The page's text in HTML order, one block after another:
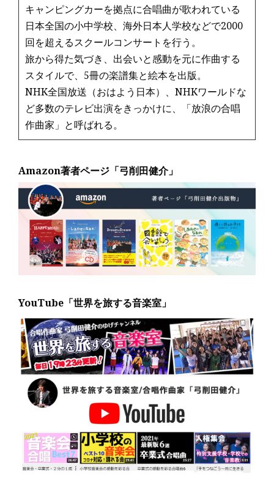
キャンピングカーを拠点に合唱曲が歌われている
日本全国の小中学校、海外日本人学校などで2000
回を超えるスクールコンサートを行う。
旅から得た気づき、出会いと感動を元に作曲する
スタイルで、5冊の楽譜集と絵本を出版。
NHK全国放送（おはよう日本）、NHKワールドな
ど多数のテレビ出演をきっかけに、「放浪の合唱
作曲家」と呼ばれる。
Amazon著者ページ「弓削田健介」
YouTube「世界を旅する音楽室」